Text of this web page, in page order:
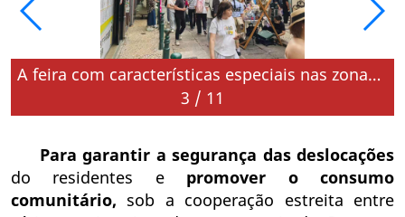
A feira com características especiais nas zonas pedonais aumenta a atmosfera festiva
3 / 11
Para garantir a segurança das deslocações
do residentes e promover o consumo
comunitário, sob a cooperação estreita entre